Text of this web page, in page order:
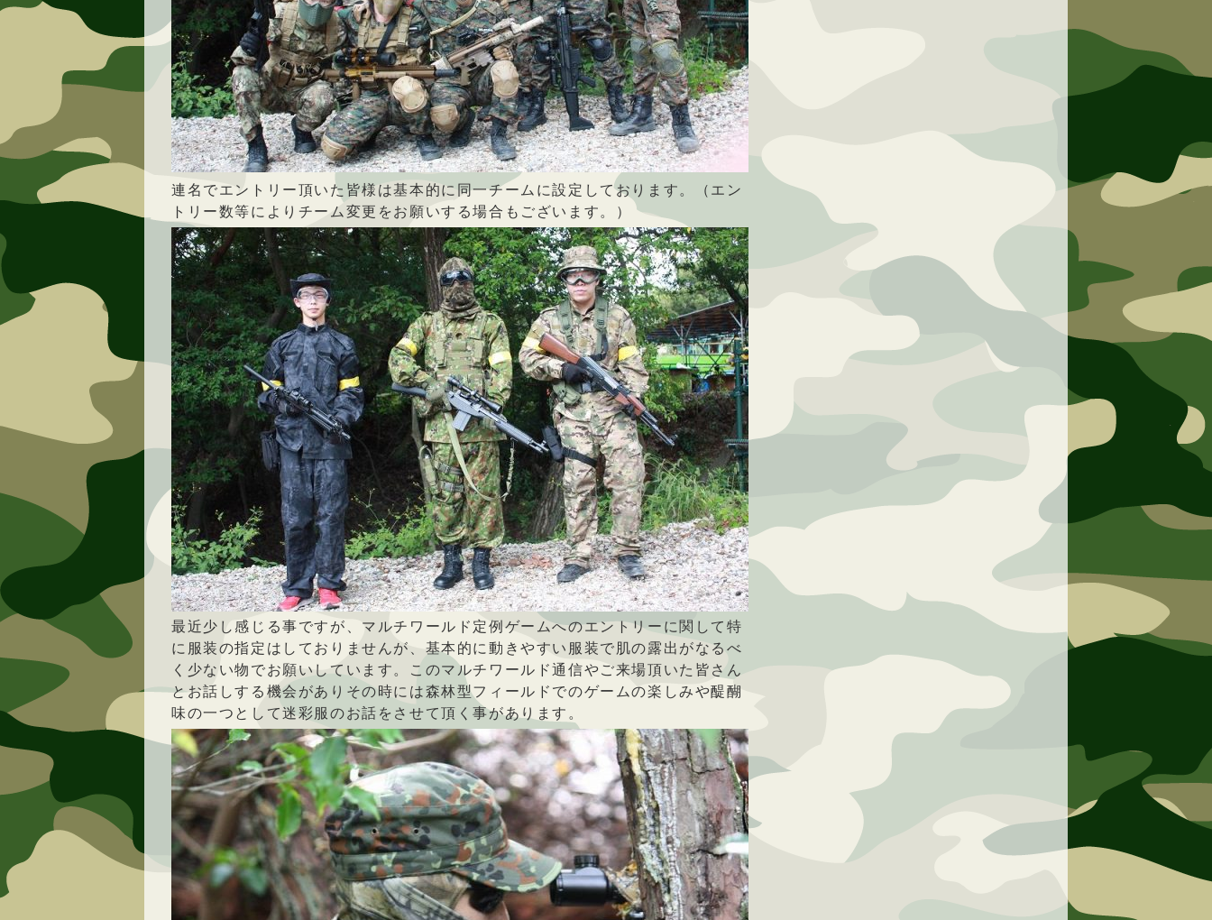
連名でエントリー頂いた皆様は基本的に同一チームに設定しております。（エン
トリー数等によりチーム変更をお願いする場合もございます。）
最近少し感じる事ですが、マルチワールド定例ゲームへのエントリーに関して特
に服装の指定はしておりませんが、基本的に動きやすい服装で肌の露出がなるべ
く少ない物でお願いしています。このマルチワールド通信やご来場頂いた皆さん
とお話しする機会がありその時には森林型フィールドでのゲームの楽しみや醍醐
味の一つとして迷彩服のお話をさせて頂く事があります。